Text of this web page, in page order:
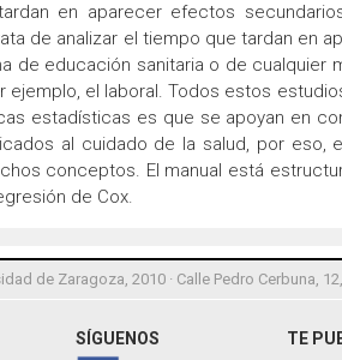
en aparecer efectos
de analizar el tiempo que tardan en
de educación sanitaria o de cualquier
el laboral. Todos estos
estadísticas es que se apoyan en
al cuidado de la salud, por eso,
conceptos. El manual está
de Cox.
de Zaragoza, 2010 · Calle Pedro Cerbuna,
SÍGUENOS TE